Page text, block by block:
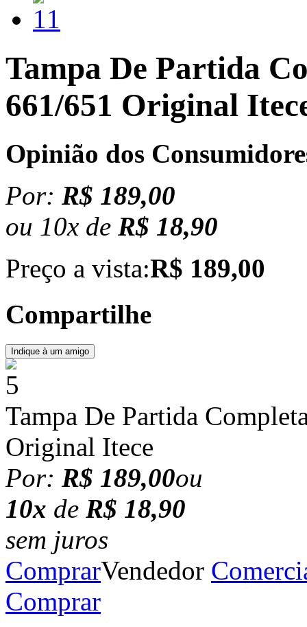
Tampa De Partida
661/651 Original
Opinião dos
Por: R$ 189,00
ou 10x de R$ 18,90
Preço a vista:R$ 189,00
Compartilhe
Tampa De Partida
Original Itece
Por: R$ 189,00ou
10x de R$ 18,90
sem juros
ComprarVendedor
Comprar